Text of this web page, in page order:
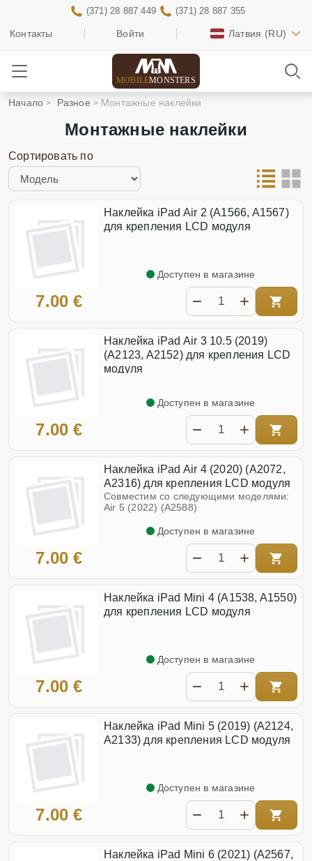
Контакты Войти Латвия (RU)
(371) 28 887 449 (371) 28 887 355
MOBILEMONSTERS
Начало Разное Монтажные наклейки
Монтажные наклейки
Сортировать по
Наклейка iPad Air 2 (A1566, A1567)
для крепления LCD модуля
7.00 €
Доступен в магазине
Наклейка iPad Air 3 10.5 (2019)
(A2123, A2152) для крепления LCD
модуля
7.00 €
Доступен в магазине
Наклейка iPad Air 4 (2020) (A2072,
A2316) для крепления LCD модуля
Совместим со следующими моделями:
Air 5 (2022) (A2588)
7.00 €
Доступен в магазине
Наклейка iPad Mini 4 (A1538, A1550)
для крепления LCD модуля
7.00 €
Доступен в магазине
Наклейка iPad Mini 5 (2019) (A2124,
A2133) для крепления LCD модуля
7.00 €
Доступен в магазине
Наклейка iPad Mini 6 (2021) (A2567,